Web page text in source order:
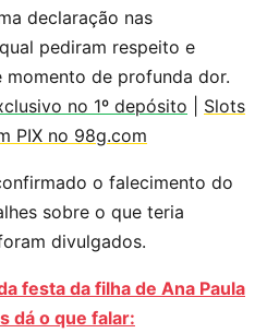
declaração nas
pediram respeito e
de profunda dor.
no 1º depósito
Slots
PIX no 98g.com
o falecimento do
sobre o que teria
divulgados.
festa da filha de Ana Paula
dá o que falar: